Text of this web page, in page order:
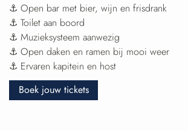
⚓ Open bar met bier, wijn en frisdrank
⚓ Toilet aan boord
⚓ Muzieksysteem aanwezig
⚓ Open daken en ramen bij mooi weer
⚓ Ervaren kapitein en host
Boek jouw tickets